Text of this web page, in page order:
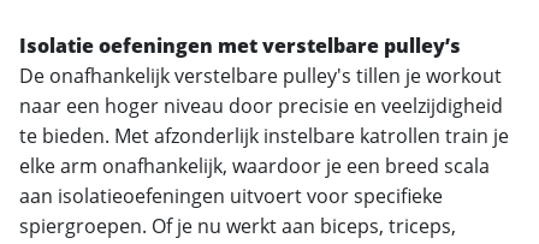
Isolatie oefeningen met verstelbare pulley’s
De onafhankelijk verstelbare pulley's tillen je workout
naar een hoger niveau door precisie en veelzijdigheid
te bieden. Met afzonderlijk instelbare katrollen train je
elke arm onafhankelijk, waardoor je een breed scala
aan isolatieoefeningen uitvoert voor specifieke
spiergroepen. Of je nu werkt aan biceps, triceps,